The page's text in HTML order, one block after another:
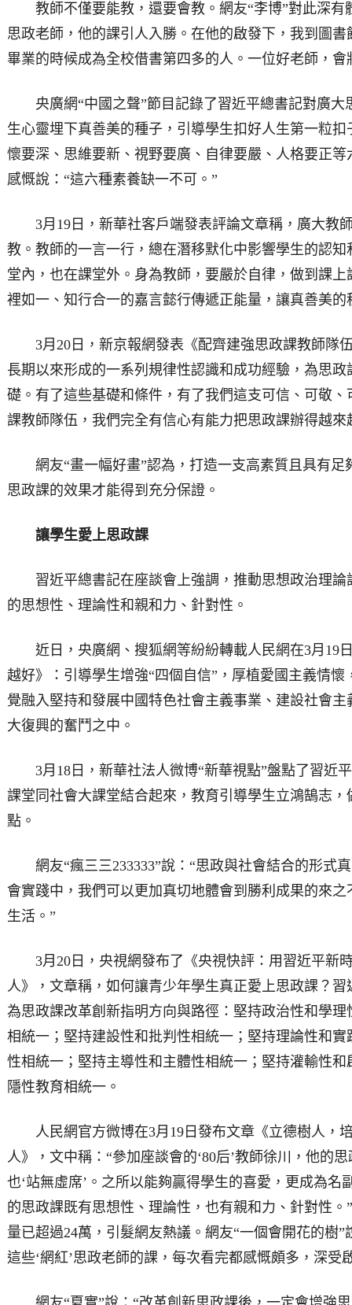
教師不僅要能教，還要會教。網友“李博”對此深有
思政老師，他的課引人入勝。在他的啟發下，我到圖
畢業的時候成為全校借書第四多的人。一位好老師，會
央廣網“中國之聲”節目記錄了習近平總書記對廣大
生心靈埋下真善美的種子，引導學生扣好人生第一粒
懷要深、思維要新、視野要廣、自律要嚴、人格要正等
感慨說：“這六種素養缺一不可。”
3月19日，新華社客戶端發表評論文章稱，廣大教
教。教師的一言一行，總在潛移默化中影響學生的認
堂內，也在課堂外。身為教師，要嚴於自律，做到課
裡如一、知行合一的嘉言懿行傳遞正能量，讓真善美
3月20日，新京報網發表《配齊建強思政課教師隊
長期以來形成的一系列規律性認識和成功經驗，為思
礎。有了這些基礎和條件，有了我們這支可信、可敬
課教師隊伍，我們完全有信心有能力把思政課辦得越來
網友“畫一幅好畫”認為，打造一支高素質且具有足
思政課的效果才能得到充分保證。
讓學生愛上思政課
習近平總書記在座談會上強調，推動思想政治理論
的思想性、理論性和親和力、針對性。
近日，央廣網、搜狐網等紛紛轉載人民網在3月19
越好》：引導學生增強“四個自信”，厚植愛國主義情
覺融入堅持和發展中國特色社會主義事業、建設社會
大復興的奮鬥之中。
3月18日，新華社法人微博“新華視點”盤點了習近
課堂同社會大課堂結合起來，教育引導學生立鴻鵠志
點。
網友“瘋三三233333”說：“思政與社會結合的形式
會實踐中，我們可以更加真切地體會到勝利成果的來
生活。”
3月20日，央視網發布了《央視快評：用習近平新
人》，文章稱，如何讓青少年學生真正愛上思政課？
為思政課改革創新指明方向與路徑：堅持政治性和學
相統一；堅持建設性和批判性相統一；堅持理論性和
性相統一；堅持主導性和主體性相統一；堅持灌輸性
隱性教育相統一。
人民網官方微博在3月19日發布文章《立德樹人，
人》，文中稱：“參加座談會的‘80后’教師徐川，他的
也‘站無虛席’。之所以能夠贏得學生的喜愛，更成為名
的思政課既有思想性、理論性，也有親和力、針對性。
量已超過24萬，引髮網友熱議。網友“一個會開花的樹
這些‘網紅’思政老師的課，每次看完都感慨頗多，深受